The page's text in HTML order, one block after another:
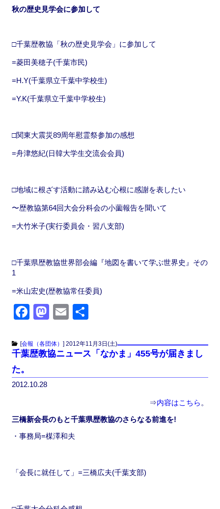
k
秋の歴史見学会に参加して
□千葉歴教協「秋の歴史見学会」に参加して
=菱田美穂子(千葉市民)
=H.Y(千葉県立千葉中学校生)
=Y.K(千葉県立千葉中学校生)
□関東大震災89周年慰霊祭参加の感想
=舟津悠紀(日韓大学生交流会会員)
□地域に根ざす活動に踏み込む心根に感謝を表したい
〜歴教協第64回大会分科会の小薗報告を聞いて
=大竹米子(実行委員会・習八支部)
□千葉県歴教協世界部会編『地図を書いて学ぶ世界史』その
1
=米山宏史(歴教協常任委員)
F
c
e
b
o
k
M
st
o
d
E
ail
[会報（各団体） ] 2012年11月3日(土)
千葉歴教協ニュース「なかま」455号が届きまし
た。
2012.10.28
⇒内容はこちら 。
三橋新会長のもと千葉県歴教協のさらなる前進を!
・事務局=楳澤和夫
「会長に就任して」=三橋広夫(千葉支部)